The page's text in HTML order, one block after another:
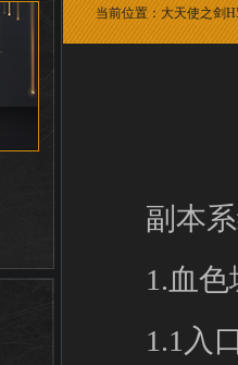
当前位置： 大天使之剑
副本
1.血色
1.1入